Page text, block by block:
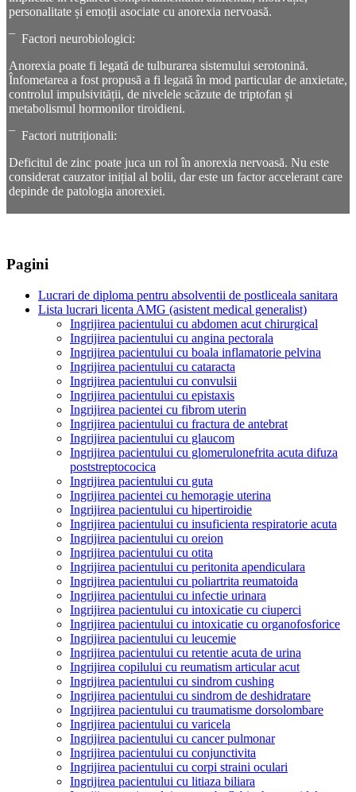
personalitate și emoții asociate cu anorexia nervoasă.
¯ Factori neurobiologici:
Anorexia poate fi legată de tulburarea sistemului serotonină.
Înfometarea a fost propusă a fi legată în mod particular de anxietate,
controlul impulsivității, de nivelele scăzute de triptofan și
metabolismul hormonilor tiroidieni.
¯ Factori nutriționali:
Deficitul de zinc poate juca un rol în anorexia nervoasă. Nu este
considerat cauzator inițial al bolii, dar este un factor accelerant care
depinde de patologia anorexiei.
Pagini
Lucrari de diploma pentru absolventii de postliceala sanitara
Lista lucrari licenta AMG (asistent medical generalist)
Ingrijirea pacientului cu abdomen acut chirurgical
Ingrijirea pacientului cu angina pectorala
Ingrijirea pacientului cu boala inflamatorie pelvina
Ingrijirea pacientului cu cataracta
Ingrijirea pacientului cu convulsii
Ingrijirea pacientului cu epistaxis
Ingrijirea pacientei cu fibrom uterin
Ingrijirea pacientului cu fractura de antebrat
Ingrijirea pacientului cu glaucom
Ingrijirea pacientului cu glomerulonefrita acuta difuza
poststreptococica
Ingrijirea pacientului cu guta
Ingrijirea pacientei cu hemoragie uterina
Ingrijirea pacientului cu hipertiroidie
Ingrijirea pacientului cu insuficienta respiratorie acuta
Ingrijirea pacientului cu oreion
Ingrijirea pacientului cu otita
Ingrijirea pacientului cu peritonita apendiculara
Ingrijirea pacientului cu poliartrita reumatoida
Ingrijirea pacientului cu infectie urinara
Ingrijirea pacientului cu intoxicatie cu ciuperci
Ingrijirea pacientului cu intoxicatie cu organofosforice
Ingrijirea pacientului cu leucemie
Ingrijirea pacientului cu retentie acuta de urina
Ingrijirea copilului cu reumatism articular acut
Ingrijirea pacientului cu sindrom cushing
Ingrijirea pacientului cu sindrom de deshidratare
Ingrijirea pacientului cu traumatisme dorsolombare
Ingrijirea pacientului cu varicela
Ingrijirea pacientului cu cancer pulmonar
Ingrijirea pacientului cu conjunctivita
Ingrijirea pacientului cu corpi straini oculari
Ingrijirea pacientului cu litiaza biliara